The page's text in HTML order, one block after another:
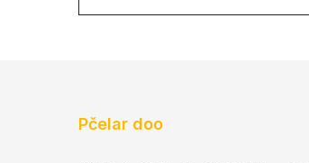
Nicot sistem(9)
Sadni materijal
Pčelar doo